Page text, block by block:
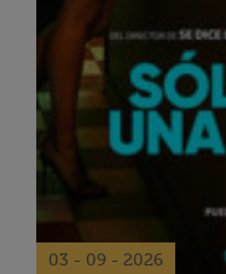
03 - 09 - 2026